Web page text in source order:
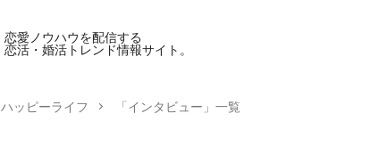
恋愛ノウハウを配信する
恋活・婚活トレンド情報サイト。
ハッピーライフ 「インタビュー」一覧